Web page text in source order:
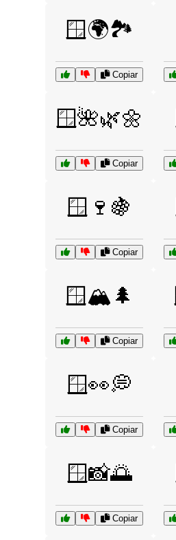
🪟🌍🏞️
Copiar
🪟🌺🌿🌼
Copiar
🪟🍷🍇
Copiar
🪟🏔️🌲
Copiar
🪟👀💭
Copiar
🪟📸🌅
Copiar